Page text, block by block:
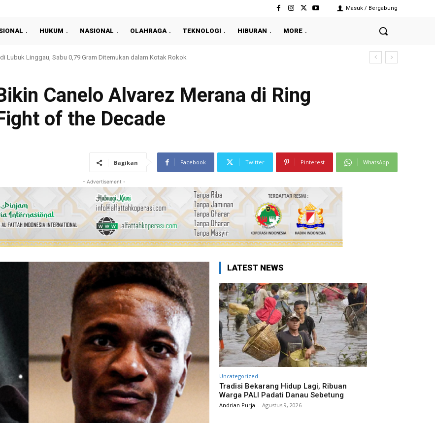
Masuk / Bergabung
HUKUM NASIONAL OLAHRAGA TEKNOLOGI HIBURAN MORE
2030, Patelki Prabumulih Diminta Perkuat Profesionalisme
Canelo Alvarez Merana di Ring
of the Decade
Bagikan Facebook Twitter Pinterest WhatsApp
- Advertisement -
LATEST NEWS
Uncategorized
Tradisi Bekarang Hidup Lagi, Ribuan
Warga PALI Padati Danau Sebetung
Andrian Purja - Agustus 9, 2026